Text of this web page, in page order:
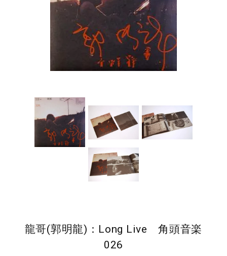
龍哥(郭明龍)：Long Live 角頭音楽
026